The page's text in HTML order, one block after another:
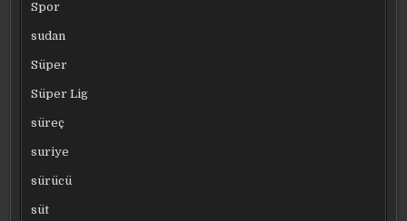
Spor
sudan
Süper
Süper Lig
süreç
suriye
sürücü
süt